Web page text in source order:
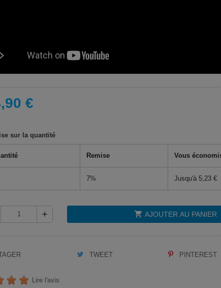
€
sur la quantité
Remise Vous
7% Jusqu'à 5,23 €
add shopping_cart AJOUTER AU PANIER
TWEET PINTEREST
Lire l'avis